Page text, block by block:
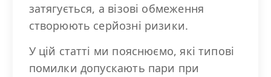
затягується, а візові обмеження
створюють серйозні ризики.
У цій статті ми пояснюємо, які типові
помилки допускають пари при